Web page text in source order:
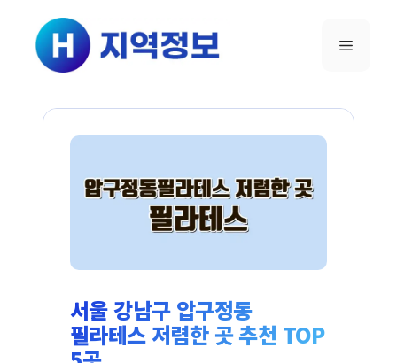
건너뛰기
메뉴
서울 강남구 압구정동
필라테스 저렴한 곳 추천 TOP